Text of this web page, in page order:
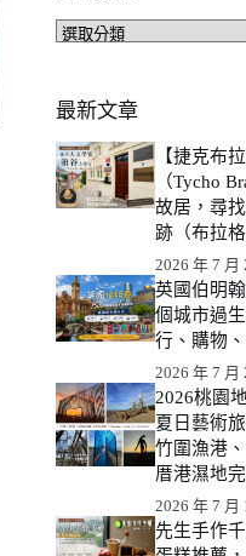
文
類
最新文章
【捷克布
（Tycho
故居，尋
跡（布拉格
2026 年 7 月
英國伯明
個城市過
行、購物
2026 年 7 月
2026桃園
夏日藝術
竹圍漁港
厝港濕地
2026 年 7 月
先生手作